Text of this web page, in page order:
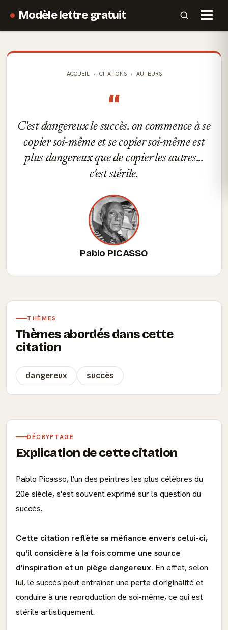
Modèle lettre gratuit
ACCUEIL CITATIONS AUTEURS
“
C'est dangereux le succès. on commence à se
copier soi-même et se copier soi-même est
plus dangereux que de copier les autres...
c'est stérile.
Pablo PICASSO
THÈMES
Thèmes abordés dans cette
citation
dangereux succès
DÉCRYPTAGE
Explication de cette citation
Pablo Picasso, l'un des peintres les plus célèbres du
20e siècle, s'est souvent exprimé sur la question du
succès.
Cette citation reflète sa méfiance envers celui-ci,
qu'il considère à la fois comme une source
d'inspiration et un piège dangereux. En effet, selon
lui, le succès peut entraîner une perte d'originalité et
conduire à une reproduction de soi-même, ce qui est
stérile artistiquement.